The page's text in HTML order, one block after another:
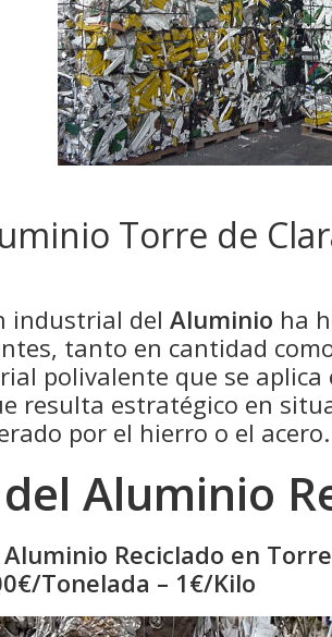
Torre de
industrial del Aluminio ha
tanto en cantidad
polivalente que se
resulta estratégico en
por el hierro o el acero.
Aluminio
Aluminio Reciclado en
Tonelada – 1€/Kilo